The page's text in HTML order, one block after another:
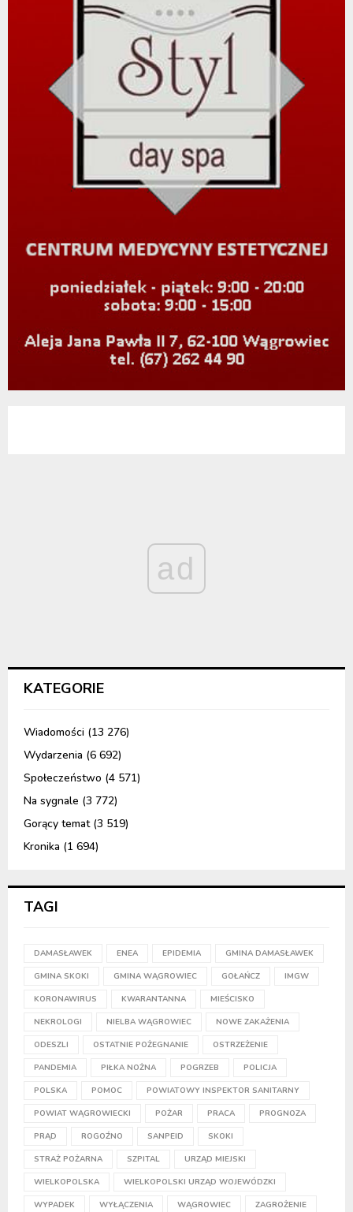
ad
KATEGORIE
Wiadomości (13 276)
Wydarzenia (6 692)
Społeczeństwo (4 571)
Na sygnale (3 772)
Gorący temat(3 519)
Kronika (1 694)
TAGI
DAMASŁAWEK ENEA EPIDEMIA GMINA DAMASŁAWEK
GMINA SKOKI GMINA WĄGROWIEC GOŁAŃCZ IMGW
KORONAWIRUS KWARANTANNA MIEŚCISKO
NEKROLOGI NIELBA WĄGROWIEC NOWE ZAKAŻENIA
ODESZLI OSTATNIE POŻEGNANIE OSTRZEŻENIE
PANDEMIA PIŁKA NOŻNA POGRZEB POLICJA
POLSKA POMOC POWIATOWY INSPEKTOR SANITARNY
POWIAT WĄGROWIECKI POŻAR PRACA PROGNOZA
PRĄD ROGOŹNO SANPEID SKOKI
STRAŻ POŻARNA SZPITAL URZĄD MIEJSKI
WIELKOPOLSKA WIELKOPOLSKI URZĄD WOJEWÓDZKI
WYPADEK WYŁĄCZENIA WĄGROWIEC ZAGROŻENIE